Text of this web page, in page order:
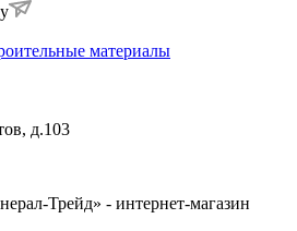
материалы
д.103
Трейд» - интернет-магазин